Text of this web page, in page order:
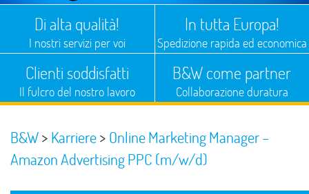
Di alta qualità!
I nostri servizi per voi
In tutta Europa!
Spedizione rapida ed economica
Clienti soddisfatti
Il fulcro del nostro lavoro
B&W come partner
Collaborazione duratura
B&W> Karriere> Online Marketing Manager –
Amazon Advertising PPC (m/w/d)